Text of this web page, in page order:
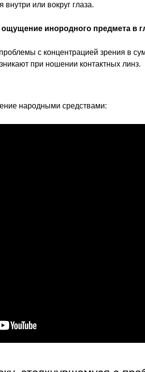
внутри или вокруг глаза.
инородного предмета в
с концентрацией зрения в
при ношении контактных линз.
народными средствами: